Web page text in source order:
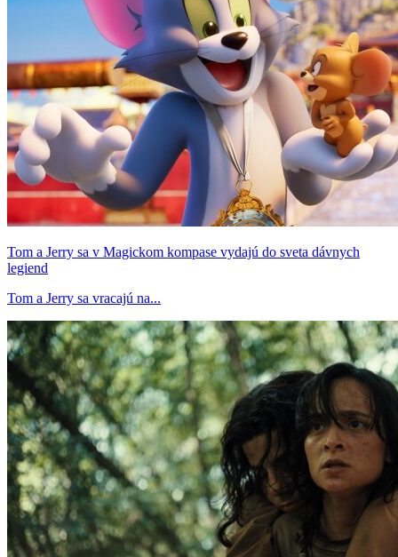
Tom a Jerry sa v Magickom kompase vydajú do sveta dávnych
legiend
Tom a Jerry sa vracajú na...